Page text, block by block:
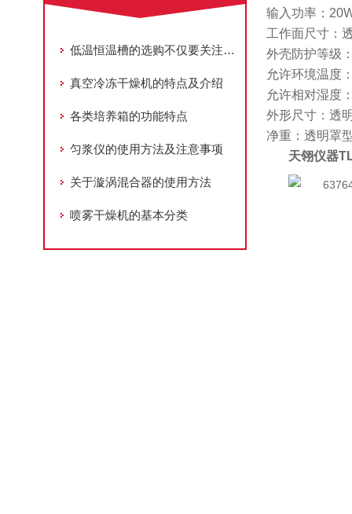
低温恒温槽的选购不仅要关注技术参数也要关注这些
真空冷冻干燥机的特点及介绍
各类培养箱的功能特点
匀浆仪的使用方法及注意事项
关于漩涡混合器的使用方法
喷雾干燥机的基本分类
输入功率：
工作面尺寸：
外壳防护等级
允许环境温度
允许相对湿度
外形尺寸：透
净重：透明罩
天翎仪器